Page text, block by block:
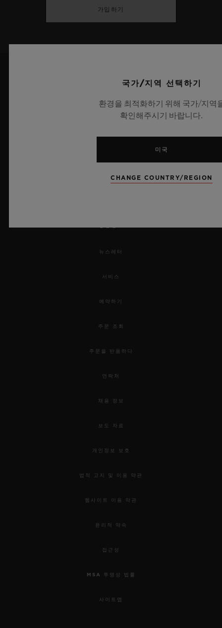
가입하기
UEFA 챔피언스 리그 공식 타임키퍼
뉴스레터
서비스
예약하기
주문 조회
주문을 반품하다
연락처
채용 정보
보도 자료
개인정보 보호
법적 고지 및 이용 약관
웹사이트 이용 약관
윤리적 약속
접근성
MSA 투명성 법률
사이트맵
국가/지역 선택하기
환경을 최적화하기 위해 국가/지역
확인해주시기 바랍니다.
미국
CHANGE COUNTRY/REGION